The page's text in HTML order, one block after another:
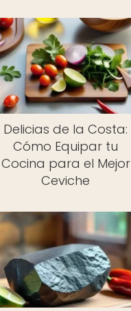
Delicias de la Costa:
Cómo Equipar tu
Cocina para el Mejor
Ceviche